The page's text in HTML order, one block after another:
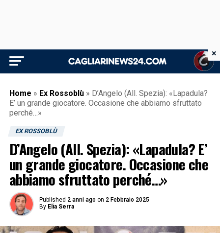
Home » Ex Rossoblù » D’Angelo (All. Spezia): «Lapadula?
E’ un grande giocatore. Occasione che abbiamo sfruttato
perché…»
EX ROSSOBLÙ
D’Angelo (All. Spezia): «Lapadula? E’
un grande giocatore. Occasione che
abbiamo sfruttato perché…»
Published 2 anni ago on 2 Febbraio 2025
By Elia Serra
×